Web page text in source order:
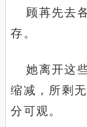
顾苒先去
存。
她离开这
缩减，所剩
分可观。